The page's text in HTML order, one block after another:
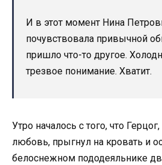
И в этот момент Нина
почувствовала привычной
пришло что-то другое.
трезвое понимание. Хватит.
Утро началось с того, что
любовь, прыгнул на кровать и
белоснежном пододеяльнике